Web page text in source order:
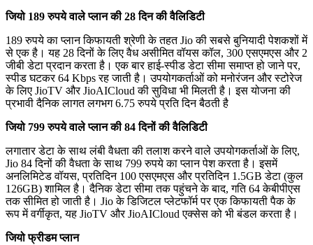
जियो 189 रुपये वाले प्लान की 28 दिन की वैलिडिटी
189 रुपये का प्लान किफायती श्रेणी के तहत Jio की सबसे बुनियादी पेशकशों में
से एक है। यह 28 दिनों के लिए वैध असीमित वॉयस कॉल, 300 एसएमएस और 2
जीबी डेटा प्रदान करता है। एक बार हाई-स्पीड डेटा सीमा समाप्त हो जाने पर,
स्पीड घटकर 64 Kbps रह जाती है। उपयोगकर्ताओं को मनोरंजन और स्टोरेज
के लिए JioTV और JioAICloud की सुविधा भी मिलती है। इस योजना की
प्रभावी दैनिक लागत लगभग 6.75 रुपये प्रति दिन बैठती है
जियो 799 रुपये वाले प्लान की 84 दिनों की वैलिडिटी
लगातार डेटा के साथ लंबी वैधता की तलाश करने वाले उपयोगकर्ताओं के लिए,
Jio 84 दिनों की वैधता के साथ 799 रुपये का प्लान पेश करता है। इसमें
अनलिमिटेड वॉयस, प्रतिदिन 100 एसएमएस और प्रतिदिन 1.5GB डेटा (कुल
126GB) शामिल है। दैनिक डेटा सीमा तक पहुंचने के बाद, गति 64 केबीपीएस
तक सीमित हो जाती है। Jio के डिजिटल प्लेटफॉर्म पर एक किफायती पैक के
रूप में वर्गीकृत, यह JioTV और JioAICloud एक्सेस को भी बंडल करता है।
जियो फ्रीडम प्लान